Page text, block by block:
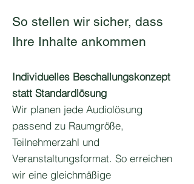
So stellen wir sicher, dass
Ihre Inhalte ankommen
Individuelles Beschallungskonzept
statt Standardlösung
Wir planen jede Audiolösung
passend zu Raumgröße,
Teilnehmerzahl und
Veranstaltungsformat. So erreichen
wir eine gleichmäßige